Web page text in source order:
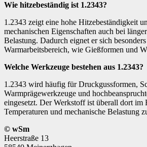
Wie hitzebeständig ist 1.2343?
1.2343 zeigt eine hohe Hitzebeständigkeit
mechanischen Eigenschaften auch bei
Belastung. Dadurch eignet er sich
Warmarbeitsbereich, wie Gießformen und
Welche Werkzeuge bestehen aus 1.2343?
1.2343 wird häufig für Druckgussformen,
Warmprägewerkzeuge und
eingesetzt. Der Werkstoff ist überall dort im
Temperaturen und mechanische Belastung
© wSm
Heerstraße 13